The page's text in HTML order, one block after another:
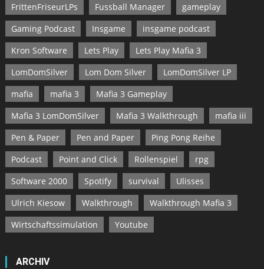
FrittenFriseurLPs
Fussball Manager
gameplay
Gaming Podcast
Insgame
insgame podcast
Kron Software
Lets Play
Lets Play Mafia 3
LomDomSilver
Lom Dom Silver
LomDomSilver LP
mafia
mafia 3
Mafia 3 Gameplay
Mafia 3 LomDomSilver
Mafia 3 Walkthrough
mafia iii
Pen & Paper
Pen and Paper
Ping Pong Reihe
Podcast
Point and Click Rollenspiel
rpg
Software 2000
Spotify survival
Ulisses
Ulrich Kiesow
Walkthrough
Walkthrough Mafia 3
Wirtschaftssimulation
Youtube
ARCHIV